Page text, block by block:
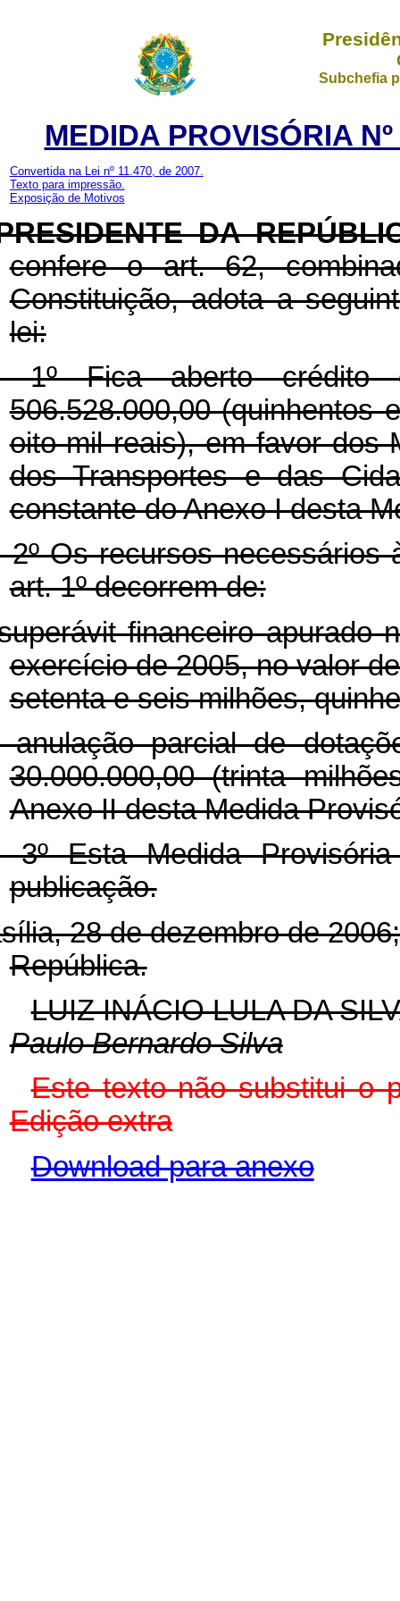
Subchefia
MEDIDA PROVISÓRIA
Convertida na Lei nº 11.470, de 2007.
Texto para impressão.
Exposição de Motivos
DA
confere o art. 62,
Constituição, adota a
lei:
1º Fica aberto crédito
506.528.000,00 (quinhentos
oito mil reais), em favor dos
dos Transportes e das
constante do Anexo I desta
2º Os recursos
art. 1º decorrem de:
financeiro apurado
exercício de 2005, no valor
setenta e seis milhões,
parcial de
30.000.000,00 (trinta
Anexo II desta Medida
3º Esta Medida
publicação.
28 de dezembro de
República.
LUIZ INÁCIO LULA DA
Paulo Bernardo Silva
Este texto não substitui o
Edição extra
Download para anexo